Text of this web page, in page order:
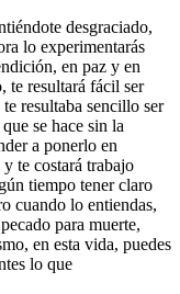
desgraciado,
lo experimentarás
en paz y en
te resultará fácil ser
resultaba sencillo ser
se hace sin la
a ponerlo en
te costará trabajo
tiempo tener claro
cuando lo entiendas,
para muerte,
en esta vida, puedes
lo que